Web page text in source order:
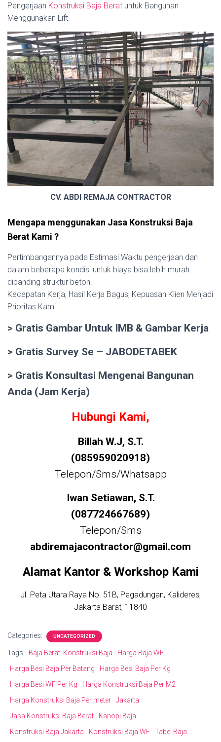
Pengerjaan Konstruksi Baja Berat untuk Bangunan
Menggunakan Lift.
CV. ABDI REMAJA CONTRACTOR
Mengapa menggunakan Jasa Konstruksi Baja
Berat Kami ?
Pertimbangannya pada Estimasi Waktu pengerjaan dan
dalam beberapa kondisi untuk biaya bisa lebih murah
dibanding struktur beton.
Kecepatan Kerja, Hasil Kerja Bagus, Kepuasan Klien Menjadi
Prioritas Kami.
> Gratis Gambar Untuk IMB & Gambar Kerja
> Gratis Survey Se – JABODETABEK
> Gratis Konsultasi Mengenai Bangunan
Anda (Jam Kerja)
Hubungi Kami,
Billah W.J, S.T.
(085959020918)
Telepon/Sms/Whatsapp
Iwan Setiawan, S.T.
(087724667689)
Telepon/Sms
abdiremajacontractor@gmail.com
Alamat Kantor & Workshop Kami
Jl. Peta Utara Raya No. 51B, Pegadungan, Kalideres,
Jakarta Barat, 11840
Categories: UNCATEGORIZED
Tags: Baja Berat. Konstruksi Baja
Harga Baja WF
Harga Besi Baja Per Batang
Harga Besi Baja Per Kg
Harga Besi WF Per Kg
Harga Konstruksi Baja Per M2
Harga Konstruksi Baja Per meter
Jakarta
Jasa Konstruksi Baja Berat
Kanopi Baja
Konstruksi Baja Jakarta
Konstruksi Baja WF Tabel Baja